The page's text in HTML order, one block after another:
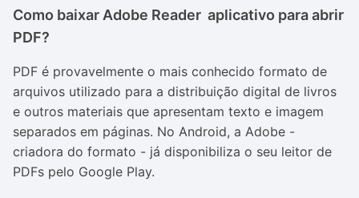
Como baixar Adobe Reader aplicativo para abrir
PDF?
PDF é provavelmente o mais conhecido formato de
arquivos utilizado para a distribuição digital de livros
e outros materiais que apresentam texto e imagem
separados em páginas. No Android, a Adobe -
criadora do formato - já disponibiliza o seu leitor de
PDFs pelo Google Play.